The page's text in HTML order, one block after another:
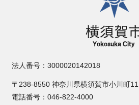
法人番号：3000020142018
〒238-8550 神奈川県横須賀市小川町11
電話番号：046-822-4000